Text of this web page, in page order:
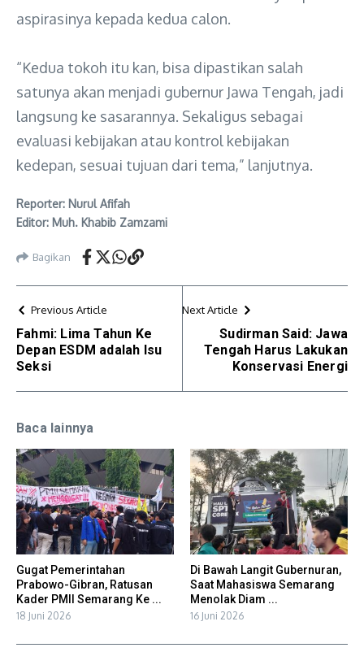
aspirasinya kepada kedua calon.
“Kedua tokoh itu kan, bisa dipastikan salah
satunya akan menjadi gubernur Jawa Tengah, jadi
langsung ke sasarannya. Sekaligus sebagai
evaluasi kebijakan atau kontrol kebijakan
kedepan, sesuai tujuan dari tema,” lanjutnya.
Reporter: Nurul Afifah
Editor: Muh. Khabib Zamzami
Bagikan
Previous Article
Fahmi: Lima Tahun Ke
Depan ESDM adalah Isu
Seksi
Next Article
Sudirman Said: Jawa
Tengah Harus Lakukan
Konservasi Energi
Baca lainnya
Gugat Pemerintahan
Prabowo-Gibran, Ratusan
Kader PMII Semarang Ke ...
18 Juni 2026
Di Bawah Langit Gubernuran,
Saat Mahasiswa Semarang
Menolak Diam ...
16 Juni 2026